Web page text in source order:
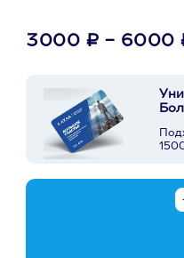
3000 ₽ - 6000